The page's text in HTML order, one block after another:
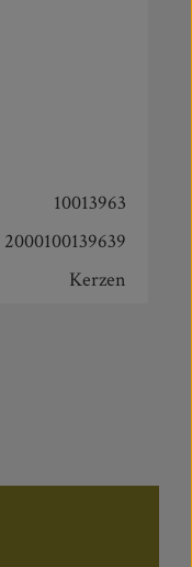
ein oder
10013963
2000100139639
Kerzen